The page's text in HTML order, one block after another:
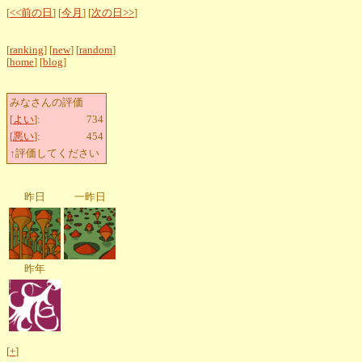
[<<前の日 ] [今月 ] [次の日>>]
[ranking] [new] [random]
[home] [blog]
みなさんの評価
[よい]:
734
[悪い]:
454
↑評価してください
昨日 一昨日
昨年
[+]